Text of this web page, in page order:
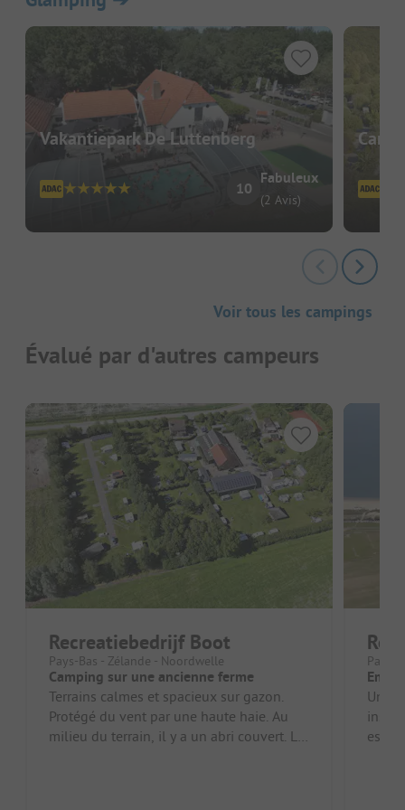
Vakantiepark De Luttenberg
10
Fabuleux
(2 Avis)
Voir tous les campings
Évalué par d'autres campeurs
Recreatiebedrijf Boot
Pays-Bas - Zélande - Noordwelle
Camping sur une ancienne ferme
Terrains calmes et spacieux sur gazon.
Protégé du vent par une haute haie. Au
milieu du terrain, il y a un abri couvert. Le
Pays-
Un
est à